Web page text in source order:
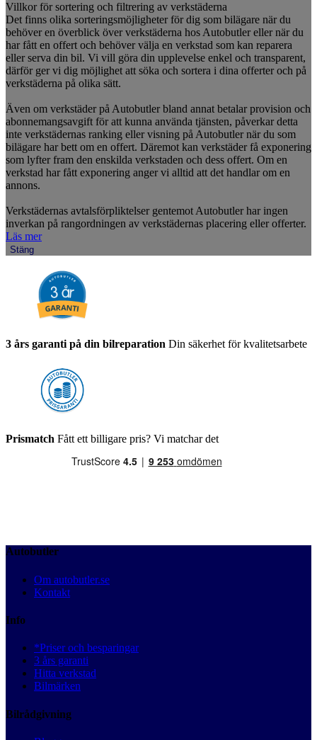
Villkor för sortering och filtrering av verkstäderna
Det finns olika sorteringsmöjligheter för dig som bilägare när du
behöver en överblick över verkstäderna hos Autobutler eller när du
har fått en offert och behöver välja en verkstad som kan reparera
eller serva din bil. Vi vill göra din upplevelse enkel och transparent,
därför ger vi dig möjlighet att söka och sortera i dina offerter och på
verkstäderna på olika sätt.
Även om verkstäder på Autobutler bland annat betalar provision och
abonnemangsavgift för att kunna använda tjänsten, påverkar detta
inte verkstädernas ranking eller visning på Autobutler när du som
bilägare har bett om en offert. Däremot kan verkstäder få exponering
som lyfter fram den enskilda verkstaden och dess offert. Om en
verkstad har fått exponering anger vi alltid att det handlar om en
annons.
Verkstädernas avtalsförpliktelser gentemot Autobutler har ingen
inverkan på rangordningen av verkstädernas placering eller offerter.
Läs mer
Stäng
3 års garanti på din bilreparation Din säkerhet för kvalitetsarbete
Prismatch Fått ett billigare pris? Vi matchar det
Autobutler
Om autobutler.se
Kontakt
Info
*Priser och besparingar
3 års garanti
Hitta verkstad
Bilmärken
Bilrådgivning